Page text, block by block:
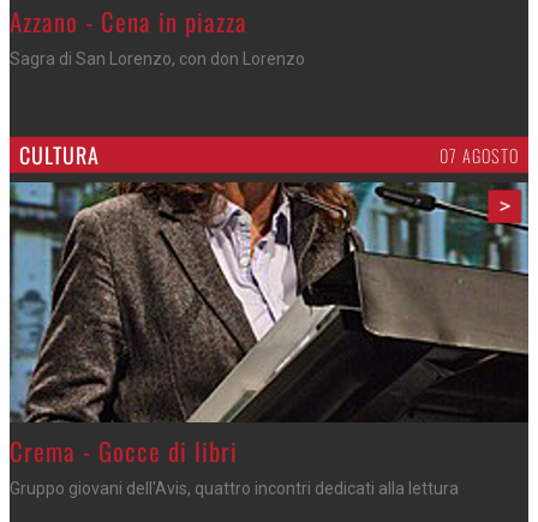
Gli appuntamenti fino a sabato
Cosa fare questi giorni nel Cremasco
CULTURA 07 AGOSTO
>
Crema - Gocce di libri
Gruppo giovani dell'Avis, quattro incontri dedicati alla lettura